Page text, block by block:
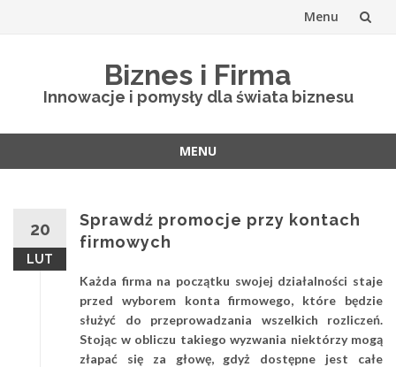
Menu
Biznes i Firma
Innowacje i pomysły dla świata biznesu
MENU
20
LUT
Sprawdź promocje przy kontach
firmowych
Każda firma na początku swojej działalności staje
przed wyborem konta firmowego, które będzie
służyć do przeprowadzania wszelkich rozliczeń.
Stojąc w obliczu takiego wyzwania niektórzy mogą
złapać się za głowę, gdyż dostępne jest całe